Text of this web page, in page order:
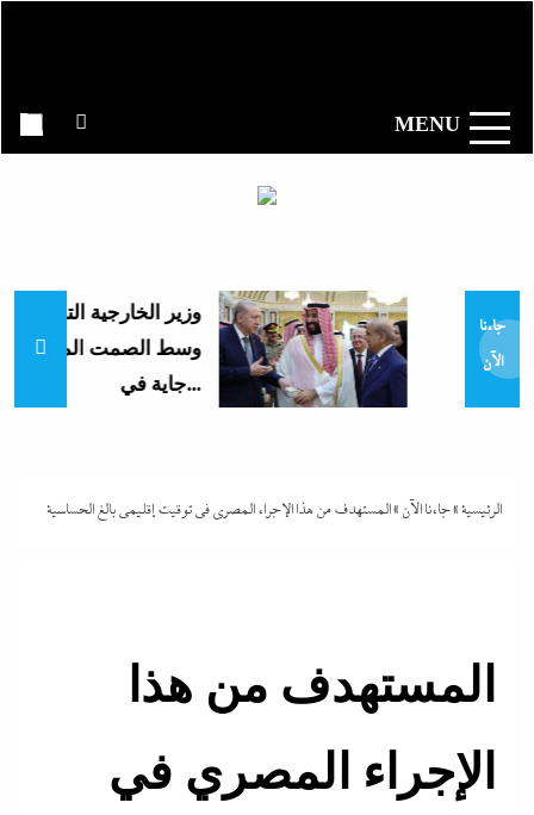
إندكس
MENU
جاءنا
الآن
وزير الخارجية التركى يفجرها
وسط الصمت المصري:
الرئيسية»جاءنا الآن »المستهدف من هذا الإجراء المصري في توقيت إقليمى بالغ الحساسية
المستهدف من هذا
الإجراء المصري في